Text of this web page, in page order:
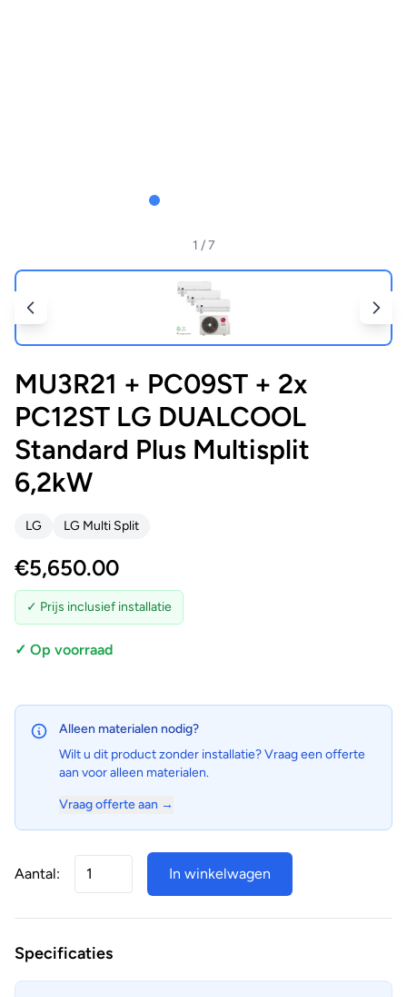
1 / 7
MU3R21 + PC09ST + 2x
PC12ST LG DUALCOOL
Standard Plus Multisplit
6,2kW
LG LG Multi Split
€5,650.00
✓ Prijs inclusief installatie
✓ Op voorraad
Alleen materialen nodig?
Wilt u dit product zonder installatie? Vraag een offerte
aan voor alleen materialen.
Vraag offerte aan →
Aantal: In winkelwagen
Specificaties